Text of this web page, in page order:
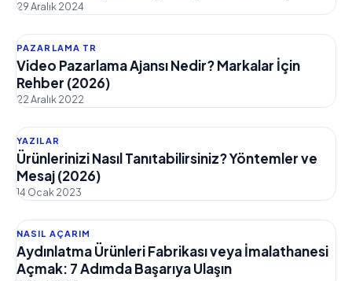
29 Aralık 2024
PAZARLAMA TR
Video Pazarlama Ajansı Nedir? Markalar İçin
Rehber (2026)
22 Aralık 2022
YAZILAR
Ürünlerinizi Nasıl Tanıtabilirsiniz? Yöntemler ve
Mesaj (2026)
14 Ocak 2023
NASIL AÇARIM
Aydınlatma Ürünleri Fabrikası veya İmalathanesi
Açmak: 7 Adımda Başarıya Ulaşın